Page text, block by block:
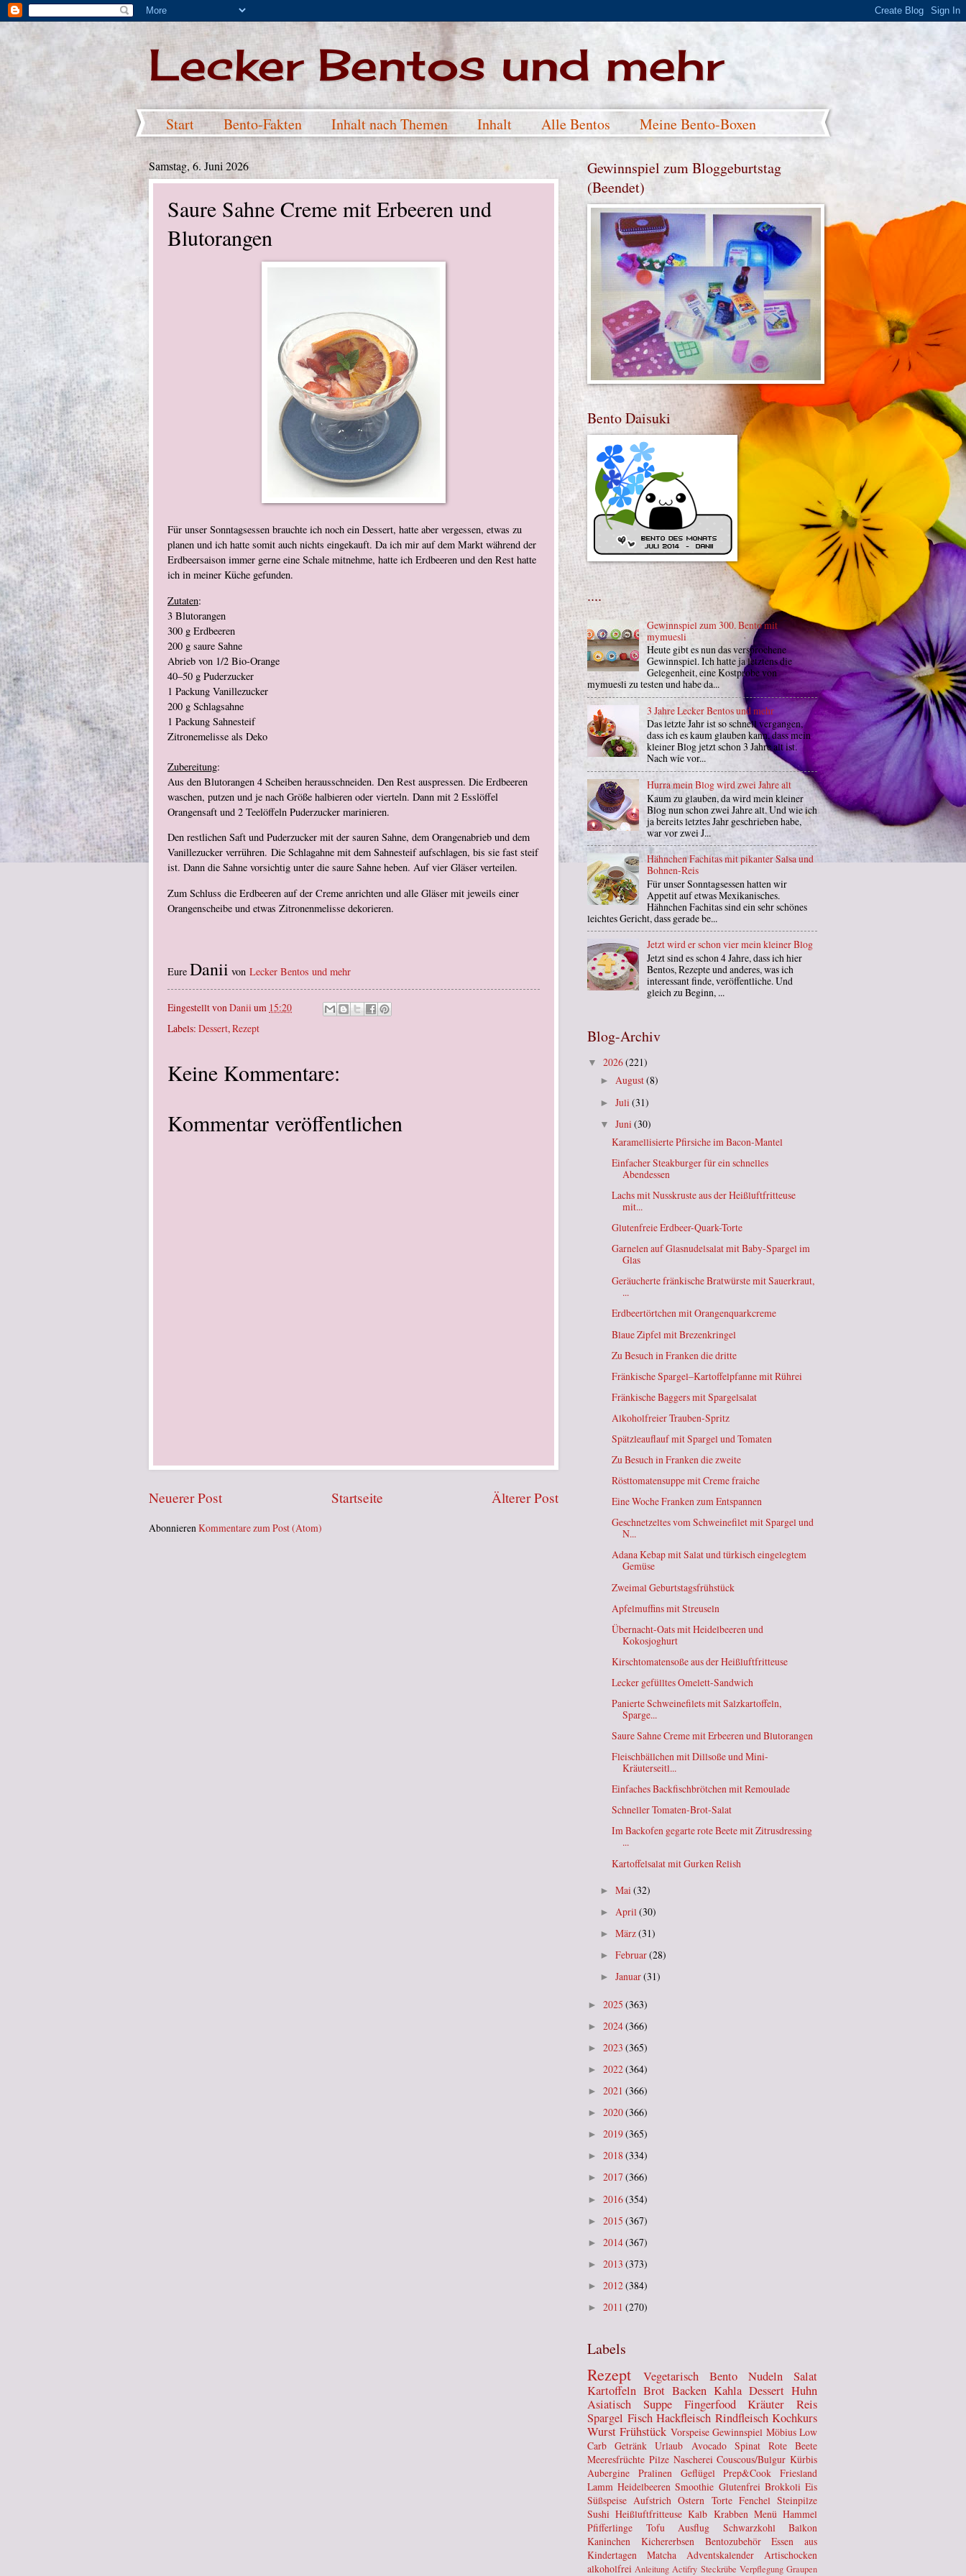
Lecker Bentos und mehr
Start Bento-Fakten Inhalt nach Themen Inhalt Alle Bentos Meine Bento-Boxen
Samstag, 6. Juni 2026
Saure Sahne Creme mit Erbeeren und
Blutorangen
Für unser Sonntagsessen brauchte ich noch ein Dessert, hatte aber vergessen, etwas zu
planen und ich hatte somit auch nichts eingekauft. Da ich mir auf dem Markt während der
Erdbeersaison immer gerne eine Schale mitnehme, hatte ich Erdbeeren und den Rest hatte
ich in meiner Küche gefunden.
Zutaten:
3 Blutorangen
300 g Erdbeeren
200 g saure Sahne
Abrieb von 1/2 Bio-Orange
40–50 g Puderzucker
1 Packung Vanillezucker
200 g Schlagsahne
1 Packung Sahnesteif
Zitronemelisse als Deko
Zubereitung:
Aus den Blutorangen 4 Scheiben herausschneiden. Den Rest auspressen. Die Erdbeeren
waschen, putzen und je nach Größe halbieren oder vierteln. Dann mit 2 Esslöffel
Orangensaft und 2 Teelöffeln Puderzucker marinieren.
Den restlichen Saft und Puderzucker mit der sauren Sahne, dem Orangenabrieb und dem
Vanillezucker verrühren. Die Schlagahne mit dem Sahnesteif aufschlagen, bis sie fast steif
ist. Dann die Sahne vorsichtig unter die saure Sahne heben. Auf vier Gläser verteilen.
Zum Schluss die Erdbeeren auf der Creme anrichten und alle Gläser mit jeweils einer
Orangenscheibe und etwas Zitronenmelisse dekorieren.
Eure Danii von Lecker Bentos und mehr
Eingestellt vonDanii um 15:20
Labels: Dessert,Rezept
Keine Kommentare:
Kommentar veröffentlichen
Neuerer Post Älterer Post
Startseite
AbonnierenKommentare zum Post (Atom)
Gewinnspiel zum Bloggeburtstag
(Beendet)
Bento Daisuki
....
Gewinnspiel zum 300. Bento mit
mymuesli
Heute gibt es nun das versprochene
Gewinnspiel. Ich hatte ja letztens die
Gelegenheit, eine Kostprobe von
mymuesli zu testen und habe da...
3 Jahre Lecker Bentos und mehr
Das letzte Jahr ist so schnell vergangen,
dass ich es kaum glauben kann, dass mein
kleiner Blog jetzt schon 3 Jahre alt ist.
Nach wie vor...
Hurra mein Blog wird zwei Jahre alt
Kaum zu glauben, da wird mein kleiner
Blog nun schon zwei Jahre alt. Und wie ich
ja bereits letztes Jahr geschrieben habe,
war vor zwei J...
Hähnchen Fachitas mit pikanter Salsa und
Bohnen-Reis
Für unser Sonntagsessen hatten wir
Appetit auf etwas Mexikanisches.
Hähnchen Fachitas sind ein sehr schönes
leichtes Gericht, dass gerade be...
Jetzt wird er schon vier mein kleiner Blog
Jetzt sind es schon 4 Jahre, dass ich hier
Bentos, Rezepte und anderes, was ich
interessant finde, veröffentliche. Und
gleich zu Beginn, ...
Blog-Archiv
▼ 2026(221)
► August(8)
► Juli (31)
▼ Juni (30)
Karamellisierte Pfirsiche im Bacon-Mantel
Einfacher Steakburger für ein schnelles
Abendessen
Lachs mit Nusskruste aus der Heißluftfritteuse
mit...
Glutenfreie Erdbeer-Quark-Torte
Garnelen auf Glasnudelsalat mit Baby-Spargel im
Glas
Geräucherte fränkische Bratwürste mit Sauerkraut,
...
Erdbeertörtchen mit Orangenquarkcreme
Blaue Zipfel mit Brezenkringel
Zu Besuch in Franken die dritte
Fränkische Spargel–Kartoffelpfanne mit Rührei
Fränkische Baggers mit Spargelsalat
Alkoholfreier Trauben-Spritz
Spätzleauflauf mit Spargel und Tomaten
Zu Besuch in Franken die zweite
Rösttomatensuppe mit Creme fraiche
Eine Woche Franken zum Entspannen
Geschnetzeltes vom Schweinefilet mit Spargel und
N...
Adana Kebap mit Salat und türkisch eingelegtem
Gemüse
Zweimal Geburtstagsfrühstück
Apfelmuffins mit Streuseln
Übernacht-Oats mit Heidelbeeren und
Kokosjoghurt
Kirschtomatensoße aus der Heißluftfritteuse
Lecker gefülltes Omelett-Sandwich
Panierte Schweinefilets mit Salzkartoffeln,
Sparge...
Saure Sahne Creme mit Erbeeren und Blutorangen
Fleischbällchen mit Dillsoße und Mini-
Kräuterseitl...
Einfaches Backfischbrötchen mit Remoulade
Schneller Tomaten-Brot-Salat
Im Backofen gegarte rote Beete mit Zitrusdressing
...
Kartoffelsalat mit Gurken Relish
► Mai (32)
► April(30)
► März(31)
► Februar(28)
► Januar(31)
► 2025 (363)
► 2024(366)
► 2023 (365)
► 2022(364)
► 2021 (366)
► 2020(366)
► 2019(365)
► 2018 (334)
► 2017 (366)
► 2016(354)
► 2015 (367)
► 2014(367)
► 2013 (373)
► 2012(384)
► 2011 (270)
Labels
Rezept Vegetarisch Bento Nudeln
Salat
Kartoffeln Brot Backen Kahla Dessert Huhn
Asiatisch
Suppe Fingerfood Kräuter
Reis
Spargel Fisch Hackfleisch Rindfleisch Kochkurs
Wurst Frühstück Vorspeise Gewinnspiel Möbius Low
Carb Getränk Urlaub Avocado Spinat Rote Beete
Meeresfrüchte Pilze Nascherei Couscous/Bulgur Kürbis
Aubergine
Pralinen Geflügel Prep&Cook
Friesland
Lamm Heidelbeeren Smoothie Glutenfrei Brokkoli Eis
Süßspeise Aufstrich Ostern Torte Fenchel Steinpilze
Sushi Heißluftfritteuse Kalb Krabben Menü Hammel
Pfifferlinge
Tofu Ausflug Schwarzkohl
Balkon
Kaninchen
Kichererbsen Bentozubehör
Essen aus
Kindertagen
Matcha Adventskalender
Artischocken
alkoholfrei Anleitung Actifry Steckrübe Verpflegung Graupen